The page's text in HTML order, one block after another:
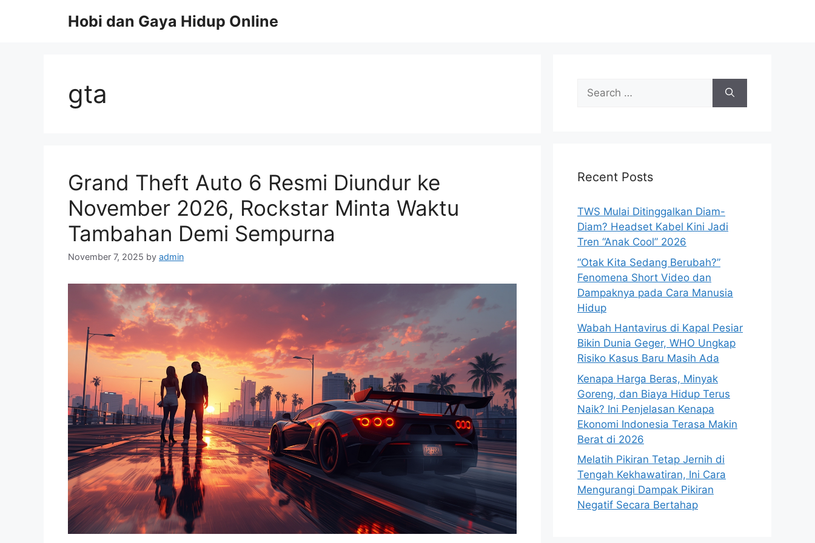
Hobi dan Gaya Hidup Online
gta
Grand Theft Auto 6 Resmi Diundur ke
November 2026, Rockstar Minta Waktu
Tambahan Demi Sempurna
November 7, 2025 by admin
f
r
:
Recent Posts
TWS Mulai Ditinggalkan Diam-
Diam? Headset Kabel Kini Jadi
Tren “Anak Cool” 2026
“Otak Kita Sedang Berubah?”
Fenomena Short Video dan
Dampaknya pada Cara Manusia
Hidup
Wabah Hantavirus di Kapal Pesiar
Bikin Dunia Geger, WHO Ungkap
Risiko Kasus Baru Masih Ada
Kenapa Harga Beras, Minyak
Goreng, dan Biaya Hidup Terus
Naik? Ini Penjelasan Kenapa
Ekonomi Indonesia Terasa Makin
Berat di 2026
Melatih Pikiran Tetap Jernih di
Tengah Kekhawatiran, Ini Cara
Mengurangi Dampak Pikiran
Negatif Secara Bertahap